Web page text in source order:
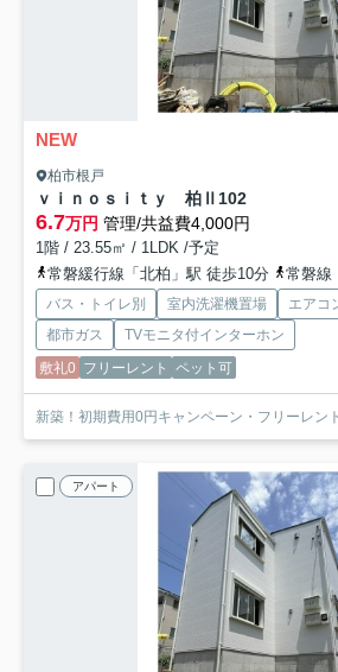
NEW
柏市根戸
ｖｉｎｏｓｉｔｙ 柏Ⅱ 102
6.7万円 管理/共益費4,000円
1階 / 23.55㎡ / 1LDK /予定
常磐緩行線「北柏」駅 徒歩10分
常磐線
バス・トイレ別 室内洗濯機置場 エアコ
都市ガス
TVモニタ付インターホン
敷礼0 フリーレント ペット可
新築！初期費用0円キャンペーン・フリーレン
アパート